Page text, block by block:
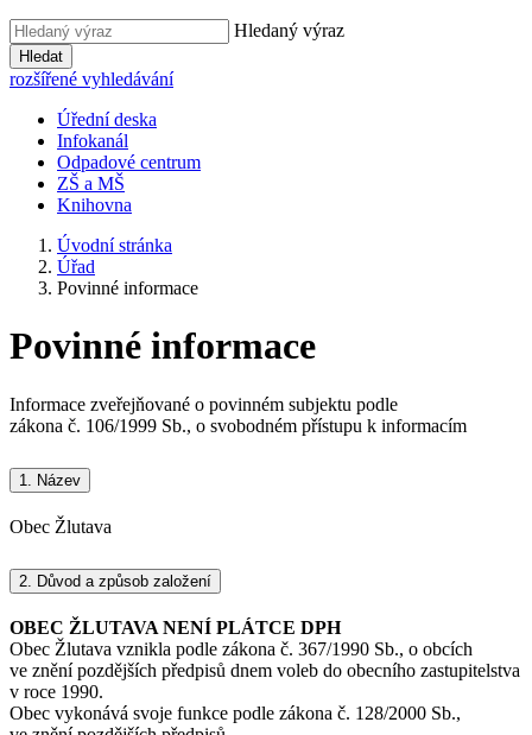
Hledaný výraz
Hledat
rozšířené vyhledávání
Úřední deska
Infokanál
Odpadové centrum
ZŠ a MŠ
Knihovna
Úvodní stránka
Úřad
Povinné informace
Povinné informace
Informace zveřejňované o povinném subjektu podle
zákona č. 106/1999 Sb., o svobodném přístupu k informacím
1. Název
Obec Žlutava
2. Důvod a způsob založení
OBEC ŽLUTAVA NENÍ PLÁTCE DPH
Obec Žlutava vznikla podle zákona č. 367/1990 Sb., o obcích
ve znění pozdějších předpisů dnem voleb do obecního zastupitelstva
v roce 1990.
Obec vykonává svoje funkce podle zákona č. 128/2000 Sb.,